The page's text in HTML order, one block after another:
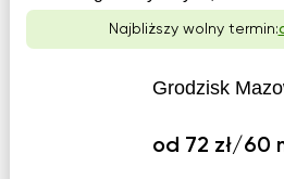
Najbliższy wolny termin:
Grodzisk
od 72 zł/60